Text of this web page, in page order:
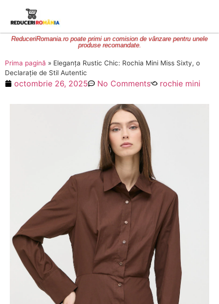
ReduceriRomania.ro poate primi un comision de vânzare pentru unele
produse recomandate.
Prima pagină » Eleganța Rustic Chic: Rochia Mini Miss Sixty, o
Declarație de Stil Autentic
octombrie 26, 2025 No Comments rochie mini